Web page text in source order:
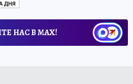
ДНЯ
НАС В МАХ!